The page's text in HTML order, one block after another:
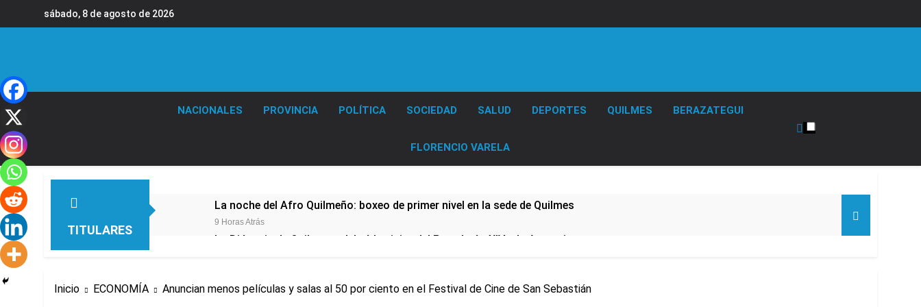
sábado, 8 de agosto de 2026
NACIONALES PROVINCIA POLÍTICA SOCIEDAD SALUD DEPORTES QUILMES BERAZATEGUI
FLORENCIO VARELA
TITULARES
La noche del Afro Quilmeño: boxeo de primer nivel en la sede de Quilmes
9 Horas Atrás
La Diócesis de Quilmes celebró la visita del Papa León XIV a la Argentina
14 Horas Atrás
Inicio ECONOMÍA Anuncian menos películas y salas al 50 por ciento en el Festival de Cine de San Sebastián